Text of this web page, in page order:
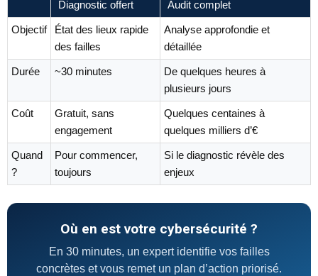
Diagnostic offert Audit complet
Objectif
État des lieux rapide
des failles
Analyse approfondie et
détaillée
Durée ~30 minutes
De quelques heures à
plusieurs jours
Coût
Gratuit, sans
engagement
Quelques centaines à
quelques milliers d’€
Quand
?
Pour commencer,
toujours
Si le diagnostic révèle des
enjeux
Où en est votre cybersécurité ?
En 30 minutes, un expert identifie vos failles
concrètes et vous remet un plan d’action priorisé.